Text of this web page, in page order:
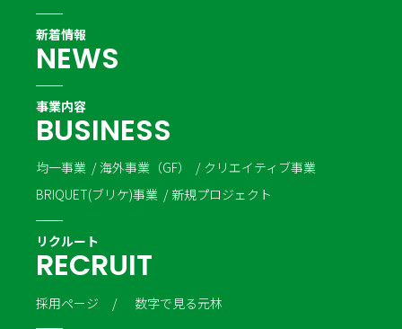
新着情報
NEWS
事業内容
BUSINESS
均一事業 海外事業（GF）
クリエイティブ事業
BRIQUET(ブリケ)事業
新規プロジェクト
リクルート
RECRUIT
採用ページ 数字で見る元林